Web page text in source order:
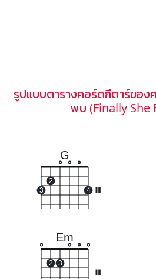
รูปแบบตารางคอร์ดกีตาร์ของ
พบ (Finally She
G
3
2
o o o
4
Em
o
2 3
o o o